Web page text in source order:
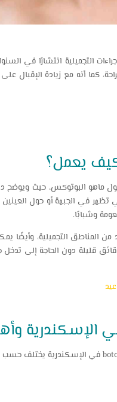
التجميلية انتشارًا في
يعمل؟
ماهو البوتوكس، حيث ويوضح
تظهر في الجبهة أو حول
وشبابًا.
المناطق التجميلية، وأيضًا